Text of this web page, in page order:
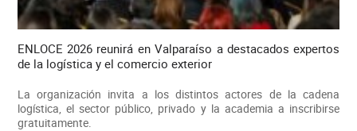
ENLOCE 2026 reunirá en Valparaíso a destacados expertos
de la logística y el comercio exterior
La organización invita a los distintos actores de la cadena
logística, el sector público, privado y la academia a inscribirse
gratuitamente.